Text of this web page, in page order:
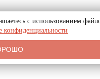
с использованием
конфиденциальности